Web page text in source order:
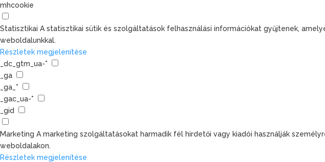
mhcookie
Statisztikai A statisztikai sütik és szolgáltatások felhasználási információkat gyűjtenek,
weboldalunkkal.
Részletek megjelenítése
_dc_gtm_ua-*
_ga
_ga_*
_gac_ua-*
_gid
Marketing A marketing szolgáltatásokat harmadik fél hirdetői vagy kiadói használják
weboldalakon.
Részletek megjelenítése